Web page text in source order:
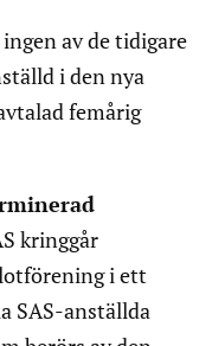
av de tidigare
i den nya
femårig
kringgår
i ett
SAS-anställda